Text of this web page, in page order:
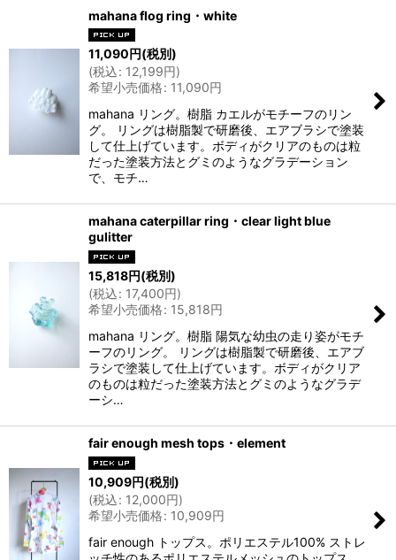
mahana flog ring・white
11,090円(税別)
(税込: 12,199円)
希望小売価格: 11,090円
mahana リング。樹脂 カエルがモチーフのリン
グ。 リングは樹脂製で研磨後、エアブラシで塗装
して仕上げています。ボディがクリアのものは粒
だった塗装方法とグミのようなグラデーション
で、モチ…
mahana caterpillar ring・clear light blue
gulitter
15,818円(税別)
(税込: 17,400円)
希望小売価格: 15,818円
mahana リング。樹脂 陽気な幼虫の走り姿がモチ
ーフのリング。 リングは樹脂製で研磨後、エアブ
ラシで塗装して仕上げています。ボディがクリア
のものは粒だった塗装方法とグミのようなグラデ
ーシ…
fair enough mesh tops・element
10,909円(税別)
(税込: 12,000円)
希望小売価格: 10,909円
fair enough トップス。ポリエステル100% ストレ